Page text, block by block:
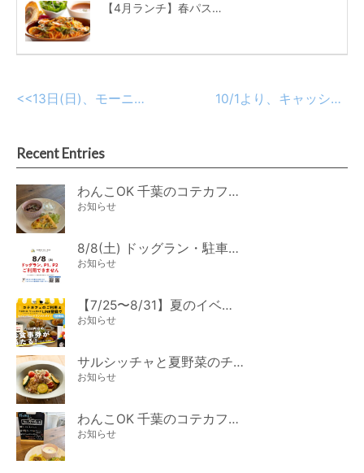
【4月ランチ】春パスタ第２段♪菜の花とアサリのトマトパスタ
10/1より、キャッシュレスポイント還元対応！
<<13日(日)、モーニング休業のお知らせ
Recent Entries
わんこOK 千葉のコテカフェ 8月わんこの日 オートミールdeローストビーフライス
お知らせ
8/8(土) ドッグラン・駐車場ご利用のお知らせ
お知らせ
【7/25〜8/31】夏のイベント開催
お知らせ
サルシッチャと夏野菜のチーズパスタ期間限定新メニュー登場！
お知らせ
わんこOK 千葉のコテカフェ 7月わんこの日 白身魚とカラフルやさいのオムレツ
お知らせ